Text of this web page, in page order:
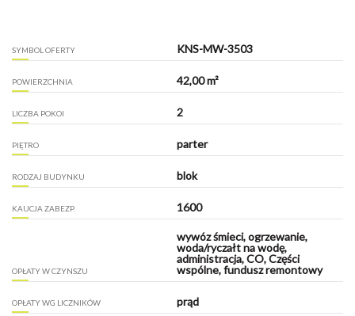
SYMBOL OFERTY KNS-MW-3503
POWIERZCHNIA 42,00 m²
LICZBA POKOI 2
PIĘTRO parter
RODZAJ BUDYNKU blok
KAUCJA ZABEZP. 1600
OPŁATY W CZYNSZU
wywóz śmieci, ogrzewanie,
woda/ryczałt na wodę,
administracja, CO, Części
wspólne, fundusz remontowy
OPŁATY WG LICZNIKÓW prąd